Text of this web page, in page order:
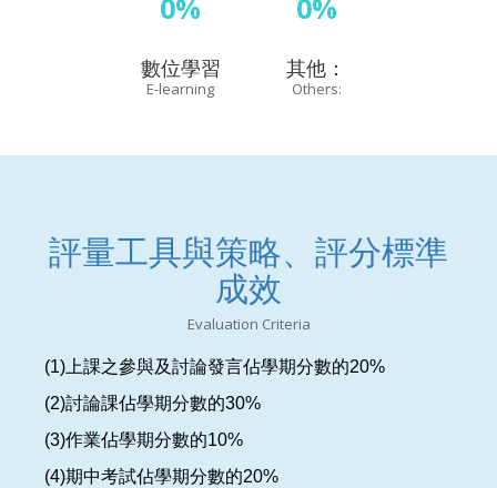
0%
數位學習
E-learning
0%
其他：
Others:
評量工具與策略、評分標準
成效
Evaluation Criteria
(1)上課之參與及討論發言佔學期分數的20%
(2)討論課佔學期分數的30%
(3)作業佔學期分數的10%
(4)期中考試佔學期分數的20%